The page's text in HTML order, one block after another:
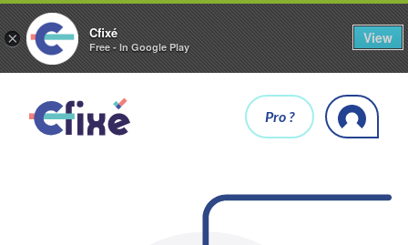
× Cfixé
Free - In Google Play
View
Pro ?